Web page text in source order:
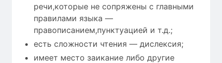
речи,которые не сопряжены с главными
правилами языка —
правописанием,пунктуацией и т.д.;
есть сложности чтения — дислексия;
имеет место заикание либо другие